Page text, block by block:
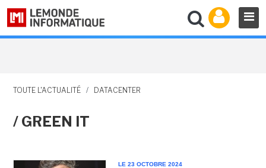
TOUTE L'ACTUALITÉ / DATACENTER
/ GREEN IT
LE 23 OCTOBRE 2024